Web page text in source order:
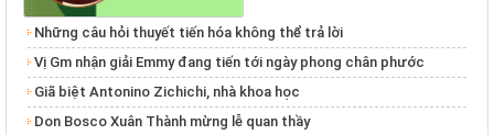
Những câu hỏi thuyết tiến hóa không thể trả lời
Vị Gm nhận giải Emmy đang tiến tới ngày phong chân phước
Giã biệt Antonino Zichichi, nhà khoa học
Don Bosco Xuân Thành mừng lễ quan thầy